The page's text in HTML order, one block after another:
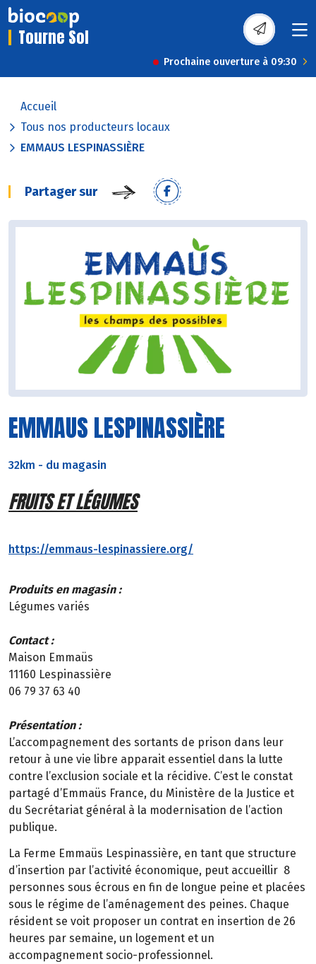
Tourne Sol
Prochaine ouverture à 09:30
Accueil
Tous nos producteurs locaux
EMMAUS LESPINASSIÈRE
Partager sur
EMMAUS LESPINASSIÈRE
32km - du magasin
FRUITS ET LÉGUMES
https://emmaus-lespinassiere.org/
Produits en magasin :
Légumes variés
Contact :
Maison Emmaüs
11160 Lespinassière
06 79 37 63 40
Présentation :
L’accompagnement des sortants de prison dans leur
retour à une vie libre apparait essentiel dans la lutte
contre l’exclusion sociale et la récidive. C’est le constat
partagé d’Emmaüs France, du Ministère de la Justice et
du Secrétariat général à la modernisation de l’action
publique.
La Ferme Emmaüs Lespinassière, en tant que structure
d’insertion par l’activité économique, peut accueillir 8
personnes sous écrous en fin de longue peine et placées
sous le régime de l’aménagement des peines. Chaque
résident se voit proposer un contrat en insertion de 26
heures par semaine, un logement et un
accompagnement socio-professionnel.